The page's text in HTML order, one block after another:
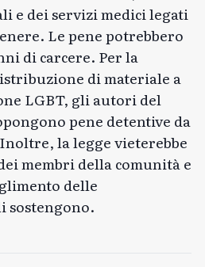
e dei servizi medici legati
Le pene potrebbero
di carcere. Per la
di materiale a
LGBT, gli autori del
pene detentive da
la legge vieterebbe
membri della comunità e
delle
sostengono.